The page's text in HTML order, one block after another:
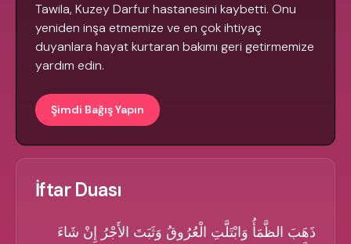
Tawila, Kuzey Darfur hastanesini kaybetti. Onu
yeniden inşa etmemize ve en çok ihtiyaç
duyanlara hayat kurtaran bakımı geri getirmemize
yardım edin.
Şimdi Bağış Yapın
İftar Duası
ذَهَبَ الظَّمَأُ وَابْتَلَّتِ الْعُرُوقُ وَثَبَتَ الأَجْرُ إِنْ شَاءَ